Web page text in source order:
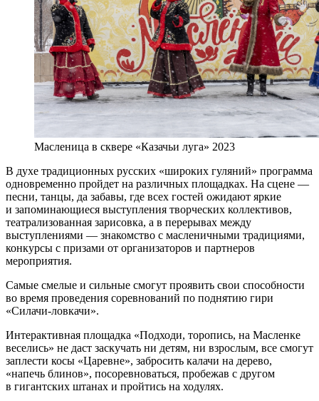
Масленица в сквере «Казачьи луга» 2023
В духе традиционных русских «широких гуляний» программа
одновременно пройдет на различных площадках. На сцене —
песни, танцы, да забавы, где всех гостей ожидают яркие
и запоминающиеся выступления творческих коллективов,
театрализованная зарисовка, а в перерывах между
выступлениями — знакомство с масленичными традициями,
конкурсы с призами от организаторов и партнеров
мероприятия.
Самые смелые и сильные смогут проявить свои способности
во время проведения соревнований по поднятию гири
«Силачи-ловкачи».
Интерактивная площадка «Подходи, торопись, на Масленке
веселись» не даст заскучать ни детям, ни взрослым, все смогут
заплести косы «Царевне», забросить калачи на дерево,
«напечь блинов», посоревноваться, пробежав с другом
в гигантских штанах и пройтись на ходулях.